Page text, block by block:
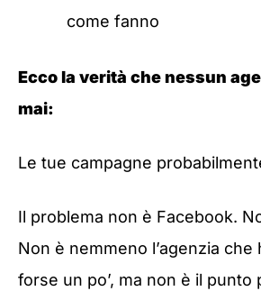
come fanno
Ecco la verità che nessun
mai:
Le tue campagne
Il problema non è Facebook.
Non è nemmeno l’agenzia che
forse un po’, ma non è il punto